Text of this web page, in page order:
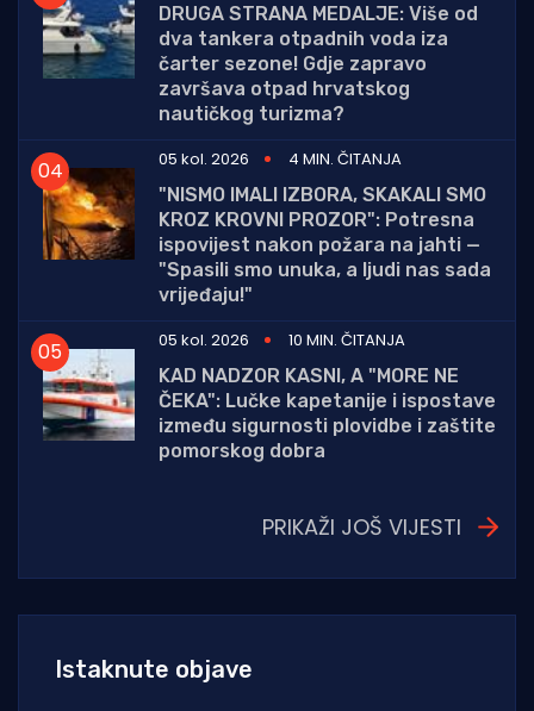
DRUGA STRANA MEDALJE: Više od
dva tankera otpadnih voda iza
čarter sezone! Gdje zapravo
završava otpad hrvatskog
nautičkog turizma?
05 kol. 2026
4 MIN. ČITANJA
"NISMO IMALI IZBORA, SKAKALI SMO
KROZ KROVNI PROZOR": Potresna
ispovijest nakon požara na jahti —
"Spasili smo unuka, a ljudi nas sada
vrijeđaju!"
05 kol. 2026
10 MIN. ČITANJA
KAD NADZOR KASNI, A "MORE NE
ČEKA": Lučke kapetanije i ispostave
između sigurnosti plovidbe i zaštite
pomorskog dobra
PRIKAŽI JOŠ VIJESTI
Istaknute objave